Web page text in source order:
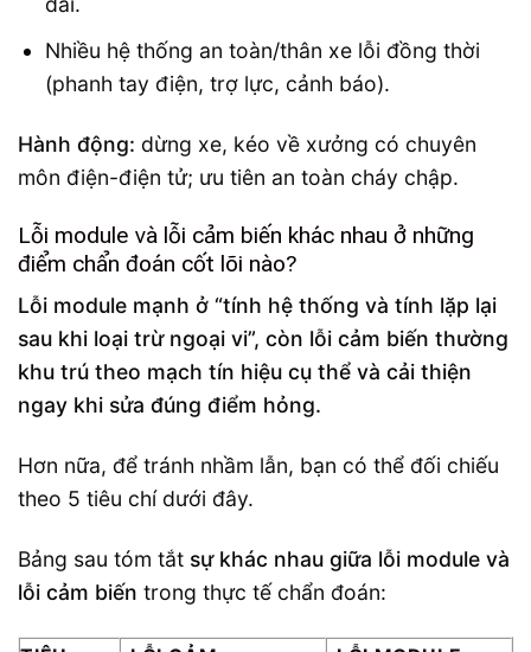
Nhiều hệ thống an toàn/thân xe lỗi đồng thời
(phanh tay điện, trợ lực, cảnh báo).
Hành động: dừng xe, kéo về xưởng có chuyên
môn điện-điện tử; ưu tiên an toàn cháy chập.
Lỗi module và lỗi cảm biến khác nhau ở những
điểm chẩn đoán cốt lõi nào?
Lỗi module mạnh ở “tính hệ thống và tính lặp lại
sau khi loại trừ ngoại vi”, còn lỗi cảm biến thường
khu trú theo mạch tín hiệu cụ thể và cải thiện
ngay khi sửa đúng điểm hỏng.
Hơn nữa, để tránh nhầm lẫn, bạn có thể đối chiếu
theo 5 tiêu chí dưới đây.
Bảng sau tóm tắt sự khác nhau giữa lỗi module và
lỗi cảm biến trong thực tế chẩn đoán: